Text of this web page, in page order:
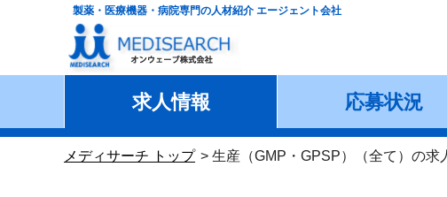
製薬・医療機器・病院専門の人材紹介 エージェント会社
求人情報 応募状況
メディサーチ トップ 生産（GMP・GPSP）（全て）の求